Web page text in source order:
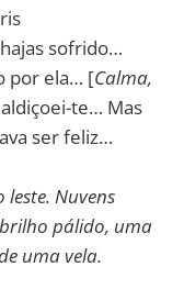
sofrido…
por ela… [Calma,
te… Mas
ser feliz…
leste. Nuvens
pálido, uma
uma vela.